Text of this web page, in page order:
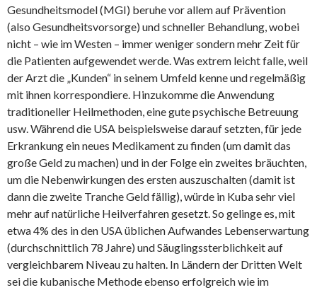
Gesundheitsmodel (MGI) beruhe vor allem auf Prävention
(also Gesundheitsvorsorge) und schneller Behandlung, wobei
nicht – wie im Westen – immer weniger sondern mehr Zeit für
die Patienten aufgewendet werde. Was extrem leicht falle, weil
der Arzt die „Kunden“ in seinem Umfeld kenne und regelmäßig
mit ihnen korrespondiere. Hinzukomme die Anwendung
traditioneller Heilmethoden, eine gute psychische Betreuung
usw. Während die USA beispielsweise darauf setzten, für jede
Erkrankung ein neues Medikament zu finden (um damit das
große Geld zu machen) und in der Folge ein zweites bräuchten,
um die Nebenwirkungen des ersten auszuschalten (damit ist
dann die zweite Tranche Geld fällig), würde in Kuba sehr viel
mehr auf natürliche Heilverfahren gesetzt. So gelinge es, mit
etwa 4% des in den USA üblichen Aufwandes Lebenserwartung
(durchschnittlich 78 Jahre) und Säuglingssterblichkeit auf
vergleichbarem Niveau zu halten. In Ländern der Dritten Welt
sei die kubanische Methode ebenso erfolgreich wie im